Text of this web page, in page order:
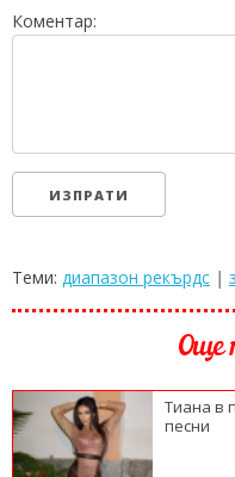
Коментар:
Теми: диапазон рекърдс |
Още
Тиана в
песни